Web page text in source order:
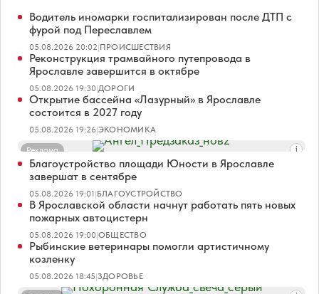
Водитель иномарки госпитализирован после ДТП с
фурой под Переславлем
05.08.2026 20:02|ПРОИСШЕСТВИЯ
Реконструкция трамвайного путепровода в
Ярославле завершится в октябре
05.08.2026 19:30|ДОРОГИ
Открытие бассейна «Лазурный» в Ярославле
состоится в 2027 году
05.08.2026 19:26|ЭКОНОМИКА
Реклама
Благоустройство площади Юности в Ярославле
завершат в сентябре
05.08.2026 19:01|БЛАГОУСТРОЙСТВО
В Ярославской области начнут работать пять новых
пожарных автоцистерн
05.08.2026 19:00|ОБЩЕСТВО
Рыбинские ветеринары помогли артистичному
козленку
05.08.2026 18:45|ЗДОРОВЬЕ